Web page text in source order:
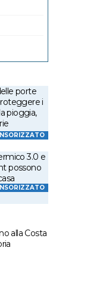
porte
i
pioggia,
3.0 e
possono
alla Costa